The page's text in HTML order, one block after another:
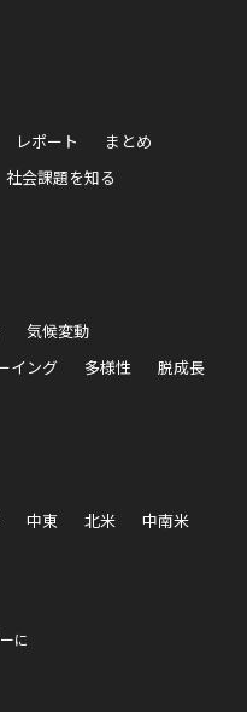
レポート
まとめ
社会課題を知る
気候変動
イング 多様性 脱成長
中東 北米
中南米
に